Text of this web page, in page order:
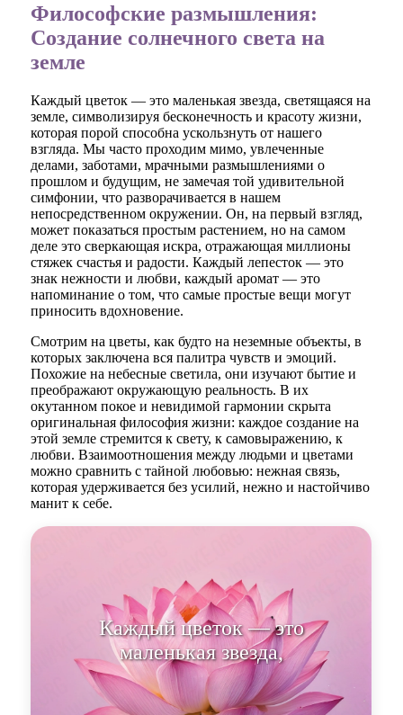
Философские размышления:
Создание солнечного света на
земле
Каждый цветок — это маленькая звезда, светящаяся на
земле, символизируя бесконечность и красоту жизни,
которая порой способна ускользнуть от нашего
взгляда. Мы часто проходим мимо, увлеченные
делами, заботами, мрачными размышлениями о
прошлом и будущим, не замечая той удивительной
симфонии, что разворачивается в нашем
непосредственном окружении. Он, на первый взгляд,
может показаться простым растением, но на самом
деле это сверкающая искра, отражающая миллионы
стяжек счастья и радости. Каждый лепесток — это
знак нежности и любви, каждый аромат — это
напоминание о том, что самые простые вещи могут
приносить вдохновение.
Смотрим на цветы, как будто на неземные объекты, в
которых заключена вся палитра чувств и эмоций.
Похожие на небесные светила, они изучают бытие и
преображают окружающую реальность. В их
окутанном покое и невидимой гармонии скрыта
оригинальная философия жизни: каждое создание на
этой земле стремится к свету, к самовыражению, к
любви. Взаимоотношения между людьми и цветами
можно сравнить с тайной любовью: нежная связь,
которая удерживается без усилий, нежно и настойчиво
манит к себе.
Каждый цветок — это
маленькая звезда, светящаяся на
земле, символи